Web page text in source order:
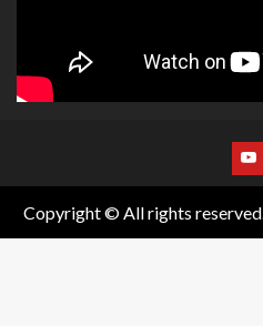
Copyright © All rights reserved.